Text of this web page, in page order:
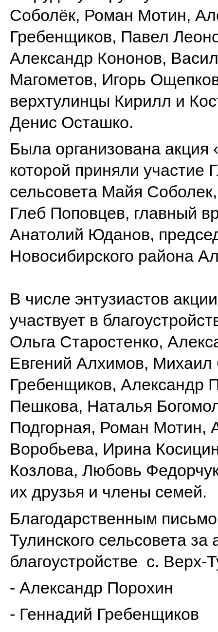
Соболёк, Роман Мотин,
Гребенщиков, Павел
Александр Кононов,
Магометов, Игорь
верхтулинцы Кирилл и
Денис Осташко.
Была организована
которой приняли участие
сельсовета Майя
Глеб Поповцев, главный
Анатолий Юданов,
Новосибирского района
В числе энтузиастов
участвует в
Ольга Старостенко,
Евгений Алхимов, Михаил
Гребенщиков, Александр
Пешкова, Наталья
Подгорная, Роман Мотин,
Воробьева, Ирина
Козлова, Любовь
их друзья и члены семей.
Благодарственным
Тулинского сельсовета за
благоустройстве с. Верх-
- Александр Порохин
- Геннадий Гребенщиков